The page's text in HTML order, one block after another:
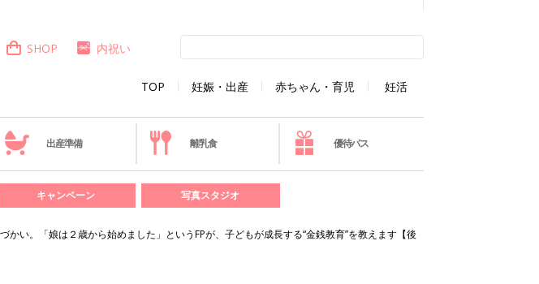
TOP 妊娠・出産 赤ちゃん・育児 妊活
SHOP 内祝い
出産準備 離乳食 優待パス
キャンペーン 写真スタジオ
い。「娘は２歳から始めました」というFPが、子どもが成長する“金銭教育”を教えます【後